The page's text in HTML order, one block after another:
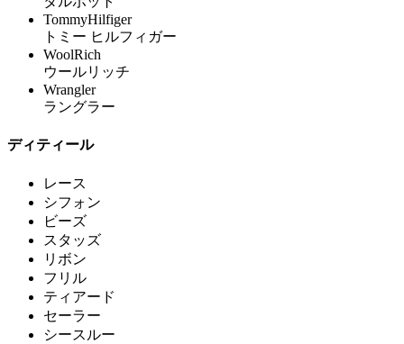
TommyHilfiger
トミー ヒルフィガー
WoolRich
ウールリッチ
Wrangler
ラングラー
ディティール
レース
シフォン
ビーズ
スタッズ
リボン
フリル
ティアード
セーラー
シースルー